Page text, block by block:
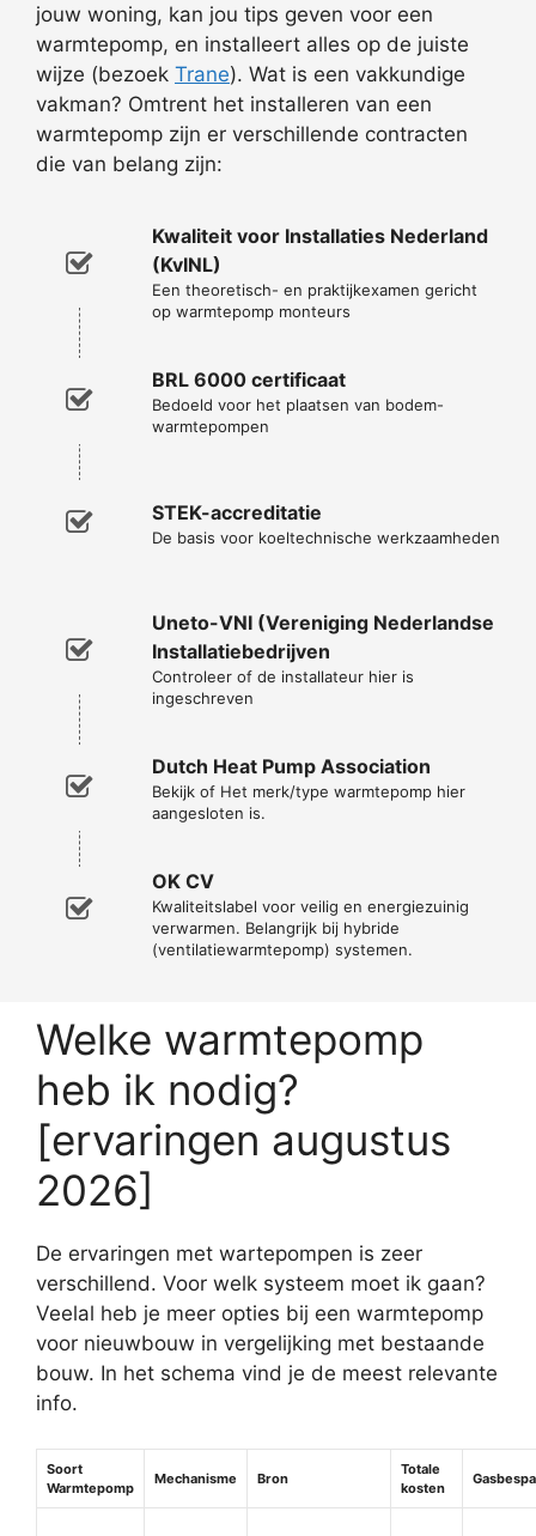
jouw woning, kan jou tips geven voor een
warmtepomp, en installeert alles op de juiste
wijze (bezoek Trane). Wat is een vakkundige
vakman? Omtrent het installeren van een
warmtepomp zijn er verschillende contracten
die van belang zijn:
Kwaliteit voor Installaties Nederland
(KvINL)
Een theoretisch- en praktijkexamen gericht
op warmtepomp monteurs
BRL 6000 certificaat
Bedoeld voor het plaatsen van bodem-
warmtepompen
STEK-accreditatie
De basis voor koeltechnische werkzaamheden
Uneto-VNI (Vereniging Nederlandse
Installatiebedrijven
Controleer of de installateur hier is
ingeschreven
Dutch Heat Pump Association
Bekijk of Het merk/type warmtepomp hier
aangesloten is.
OK CV
Kwaliteitslabel voor veilig en energiezuinig
verwarmen. Belangrijk bij hybride
(ventilatiewarmtepomp) systemen.
Welke warmtepomp
heb ik nodig?
[ervaringen augustus
2026]
De ervaringen met wartepompen is zeer
verschillend. Voor welk systeem moet ik gaan?
Veelal heb je meer opties bij een warmtepomp
voor nieuwbouw in vergelijking met bestaande
bouw. In het schema vind je de meest relevante
info.
Soort
Warmtepomp
Mechanisme Bron
Totale
kosten